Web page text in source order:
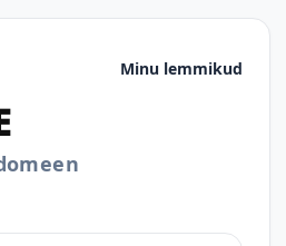
Minu lemmikud